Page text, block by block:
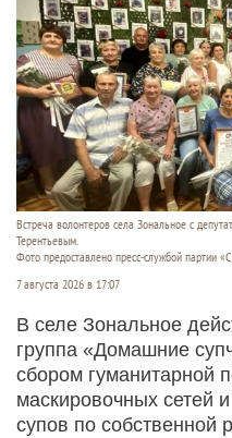
Встреча волонтеров села Зональное с
Терентьевым.
Фото предоставлено пресс-службой партии
7 августа 2026 в 17:07
В селе Зональное
группа «Домашние
сбором гуманитарной
маскировочных сетей
супов по собственной